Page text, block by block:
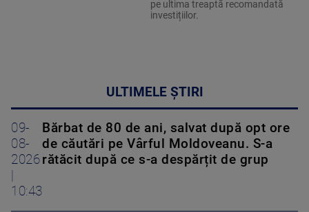
pe ultima treaptă recomandată
investițiilor.
ULTIMELE ȘTIRI
09-
08-
2026
10:43
Bărbat de 80 de ani, salvat după opt ore
de căutări pe Vârful Moldoveanu. S-a
rătăcit după ce s-a despărțit de grup